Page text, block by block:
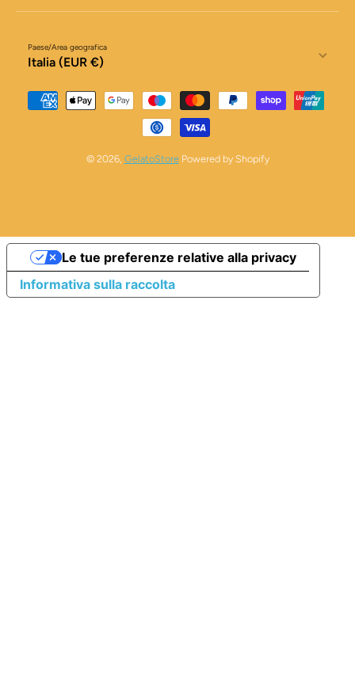
Paese/Area geografica
Italia (EUR €)
Metodi di pagamento
© 2026, GelatoStore Powered by Shopify
Informativa sulla raccolta
Le tue preferenze relative alla privacy